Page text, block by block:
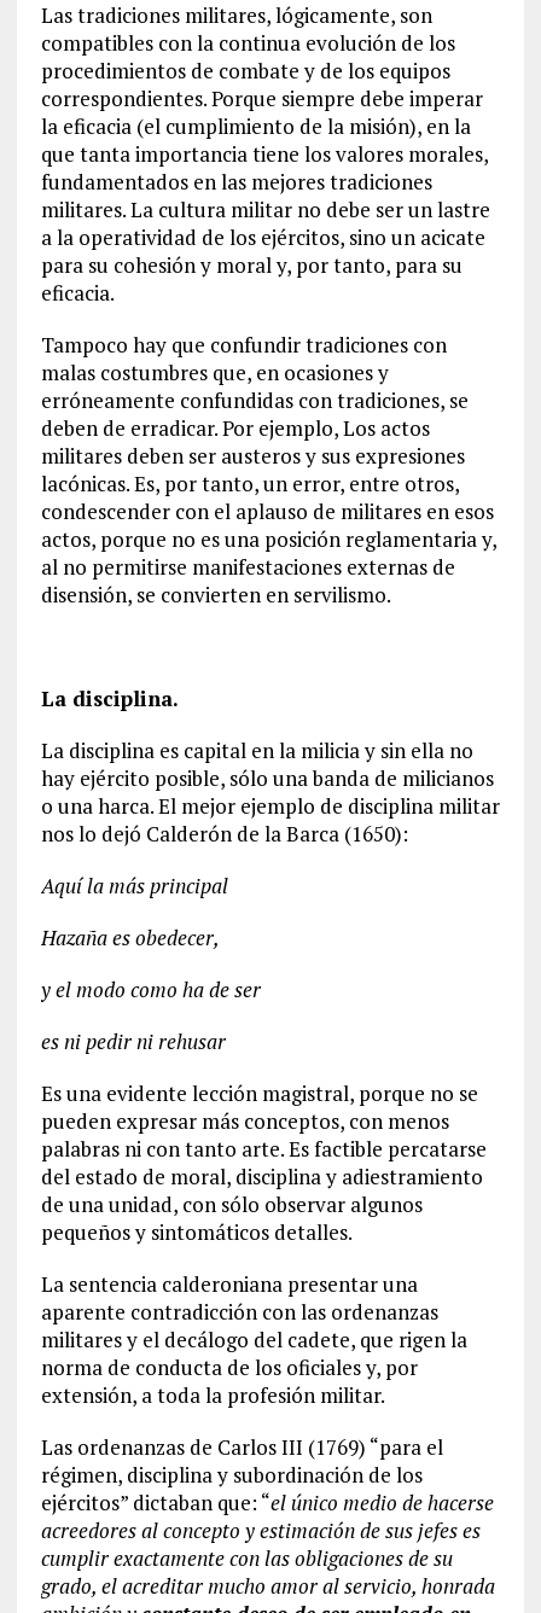
Las tradiciones militares, lógicamente, son
compatibles con la continua evolución de los
procedimientos de combate y de los equipos
correspondientes. Porque siempre debe imperar
la eficacia (el cumplimiento de la misión), en la
que tanta importancia tiene los valores morales,
fundamentados en las mejores tradiciones
militares. La cultura militar no debe ser un lastre
a la operatividad de los ejércitos, sino un acicate
para su cohesión y moral y, por tanto, para su
eficacia.
Tampoco hay que confundir tradiciones con
malas costumbres que, en ocasiones y
erróneamente confundidas con tradiciones, se
deben de erradicar. Por ejemplo, Los actos
militares deben ser austeros y sus expresiones
lacónicas. Es, por tanto, un error, entre otros,
condescender con el aplauso de militares en esos
actos, porque no es una posición reglamentaria y,
al no permitirse manifestaciones externas de
disensión, se convierten en servilismo.
La disciplina.
La disciplina es capital en la milicia y sin ella no
hay ejército posible, sólo una banda de milicianos
o una harca. El mejor ejemplo de disciplina militar
nos lo dejó Calderón de la Barca (1650):
Aquí la más principal
Hazaña es obedecer,
y el modo como ha de ser
es ni pedir ni rehusar
Es una evidente lección magistral, porque no se
pueden expresar más conceptos, con menos
palabras ni con tanto arte. Es factible percatarse
del estado de moral, disciplina y adiestramiento
de una unidad, con sólo observar algunos
pequeños y sintomáticos detalles.
La sentencia calderoniana presentar una
aparente contradicción con las ordenanzas
militares y el decálogo del cadete, que rigen la
norma de conducta de los oficiales y, por
extensión, a toda la profesión militar.
Las ordenanzas de Carlos III (1769) “para el
régimen, disciplina y subordinación de los
ejércitos” dictaban que: “el único medio de hacerse
acreedores al concepto y estimación de sus jefes es
cumplir exactamente con las obligaciones de su
grado, el acreditar mucho amor al servicio, honrada